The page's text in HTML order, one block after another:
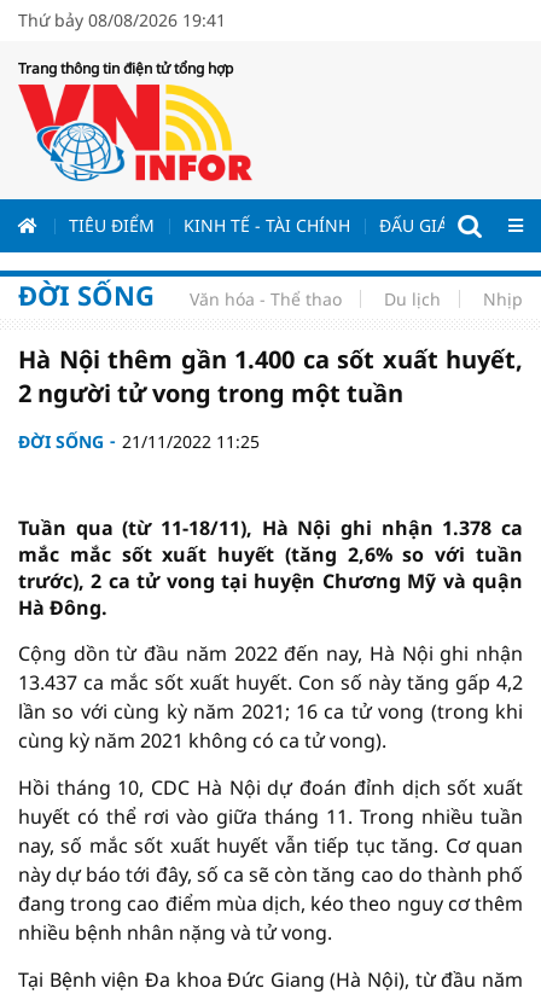
Thứ bảy 08/08/2026 19:41
Trang thông tin điện tử tổng hợp
TIÊU ĐIỂM KINH TẾ - TÀI CHÍNH ĐẤU GIÁ - ĐẤU
ĐỜI SỐNG Văn hóa - Thể thao Du lịch Nhịp
Hà Nội thêm gần 1.400 ca sốt xuất huyết,
2 người tử vong trong một tuần
ĐỜI SỐNG 21/11/2022 11:25
Tuần qua (từ 11-18/11), Hà Nội ghi nhận 1.378 ca
mắc mắc sốt xuất huyết (tăng 2,6% so với tuần
trước), 2 ca tử vong tại huyện Chương Mỹ và quận
Hà Đông.
Cộng dồn từ đầu năm 2022 đến nay, Hà Nội ghi nhận
13.437 ca mắc sốt xuất huyết. Con số này tăng gấp 4,2
lần so với cùng kỳ năm 2021; 16 ca tử vong (trong khi
cùng kỳ năm 2021 không có ca tử vong).
Hồi tháng 10, CDC Hà Nội dự đoán đỉnh dịch sốt xuất
huyết có thể rơi vào giữa tháng 11. Trong nhiều tuần
nay, số mắc sốt xuất huyết vẫn tiếp tục tăng. Cơ quan
này dự báo tới đây, số ca sẽ còn tăng cao do thành phố
đang trong cao điểm mùa dịch, kéo theo nguy cơ thêm
nhiều bệnh nhân nặng và tử vong.
Tại Bệnh viện Đa khoa Đức Giang (Hà Nội), từ đầu năm